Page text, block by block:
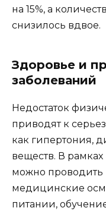
на 15%, а
снизилось вдвое.
Здоровье и
заболеваний
Недостаток
приводят к
как гипертония,
веществ. В
можно проводить
медицинские
питании,